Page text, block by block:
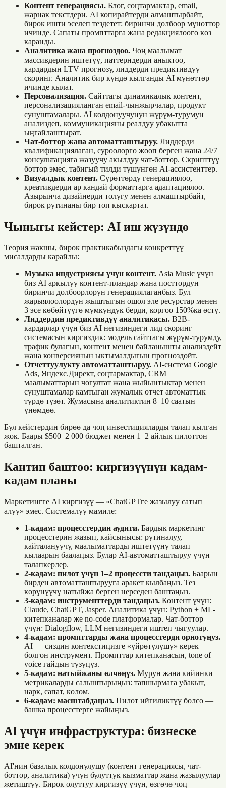
Контент генерациясы. Блог, соцтармактар, email,
жарнак текстдери. AI копирайтерди алмаштырбайт,
бирок ишти эселеп тездетет: биринчи долбоор мүнөттөр
ичинде. Сапаты промпттарга жана редакциялоого көз
каранды.
Аналитика жана прогноздоо. Чоң маалымат
массивдерин иштетүү, паттерндерди аныктоо,
кардардын LTV прогнозу, лиддерди предиктивдүү
скоринг. Аналитик бир күндө кылганды AI мүнөттөр
ичинде кылат.
Персонализация. Сайттагы динамикалык контент,
персонализацияланган email-чынжырчалар, продукт
сунуштамалары. AI колдонуучунун жүрүм-турумун
анализдеп, коммуникацияны реалдуу убакытта
ыңгайлаштырат.
Чат-боттор жана автоматташтыруу. Лиддерди
квалификациялаган, суроолорго жооп берген жана 24/7
консультацияга жазуучу акылдуу чат-боттор. Скрипттүү
боттор эмес, табигый тилди түшүнгөн AI-ассистенттер.
Визуалдык контент. Сүрөттөрдү генерациялоо,
креативдерди ар кандай форматтарга адаптациялоо.
Азырынча дизайнерди толугу менен алмаштырбайт,
бирок рутинаны бир топ кыскартат.
Чыныгы кейстер: AI иш жүзүндө
Теория жакшы, бирок практикабыздагы конкреттүү
мисалдарды карайлы:
Музыка индустриясы үчүн контент. Asia Music үчүн
биз AI аркылуу контент-пландар жана посттордун
биринчи долбоорлорун генерациялаганбыз. Бул
жарыялоолордун жыштыгын ошол эле ресурстар менен
3 эсе көбөйтүүгө мүмкүндүк берди, коргоо 150%ка өстү.
Лиддердин предиктивдүү аналитикасы. B2B-
кардарлар үчүн биз AI негизиндеги лид скоринг
системасын киргиздик: модель сайттагы жүрүм-турумду,
трафик булагын, контент менен байланышты анализдейт
жана конверсиянын ыктымалдыгын прогноздойт.
Отчеттуулукту автоматташтыруу. AI-система Google
Ads, Яндекс.Директ, соцтармактар, CRM
маалыматтарын чогултат жана жыйынтыктар менен
сунуштамалар камтыган жумалык отчет автоматтык
түрдө түзөт. Жумасына аналитиктин 8–10 саатын
үнөмдөө.
Бул кейстердин бирөө да чоң инвестицияларды талап кылган
жок. Баары $500–2 000 бюджет менен 1–2 айлык пилоттон
башталган.
Кантип баштоо: киргизүүнүн кадам-
кадам планы
Маркетингге AI киргизүү — «ChatGPTге жазылуу сатып
алуу» эмес. Системалуу мамиле:
1-кадам: процесстердин аудити. Бардык маркетинг
процесстерин жазып, кайсынысы: рутиналуу,
кайталануучу, маалыматтарды иштетүүнү талап
кылаарын баалаңыз. Булар AI-автоматташтыруу үчүн
талапкерлер.
2-кадам: пилот үчүн 1–2 процессти тандаңыз. Баарын
бирден автоматташтырууга аракет кылбаңыз. Тез
көрүнүүчү натыйжа берген нерседен баштаңыз.
3-кадам: инструменттерди тандаңыз. Контент үчүн:
Claude, ChatGPT, Jasper. Аналитика үчүн: Python + ML-
китепканалар же no-code платформалар. Чат-боттор
үчүн: Dialogflow, LLM негизиндеги иштеп чыгуулар.
4-кадам: промпттарды жана процесстерди орнотуңуз.
AI — сиздин контекстиңизге «үйрөтүлүшү» керек
болгон инструмент. Промпттар китепканасын, tone of
voice гайдын түзүңүз.
5-кадам: натыйжаны өлчөңүз. Мурун жана кийинки
метрикаларды салыштырыңыз: тапшырмага убакыт,
нарк, сапат, көлөм.
6-кадам: масштабдаңыз. Пилот ийгиликтүү болсо —
башка процесстерге жайыңыз.
AI үчүн инфраструктура: бизнеске
эмне керек
AI'нин базалык колдонулушу (контент генерациясы, чат-
боттор, аналитика) үчүн булуттук кызматтар жана жазылуулар
жетиштүү. Бирок олуттуу киргизүү үчүн, өзгөчө чоң